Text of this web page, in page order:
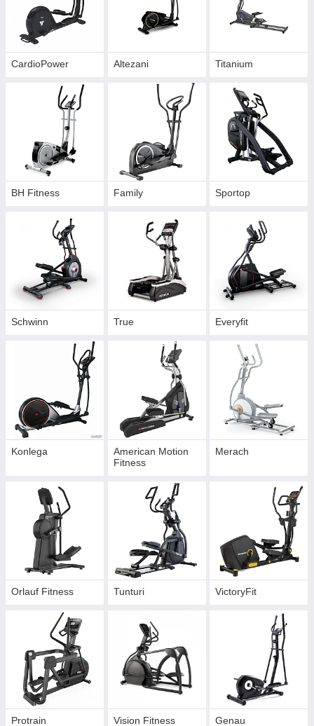
CardioPower Altezani Titanium
BH Fitness Family Sportop
Schwinn True Everyfit
Konlega
American Motion
Fitness
Merach
Orlauf Fitness Tunturi VictoryFit
Protrain Vision Fitness Genau